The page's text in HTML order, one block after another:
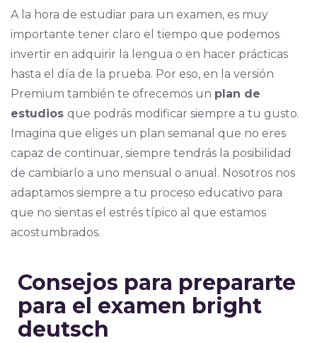
A la hora de estudiar para un examen, es muy
importante tener claro el tiempo que podemos
invertir en adquirir la lengua o en hacer prácticas
hasta el día de la prueba. Por eso, en la versión
Premium también te ofrecemos un plan de
estudios que podrás modificar siempre a tu gusto.
Imagina que eliges un plan semanal que no eres
capaz de continuar, siempre tendrás la posibilidad
de cambiarlo a uno mensual o anual. Nosotros nos
adaptamos siempre a tu proceso educativo para
que no sientas el estrés típico al que estamos
acostumbrados.
Consejos para prepararte
para el examen bright
deutsch